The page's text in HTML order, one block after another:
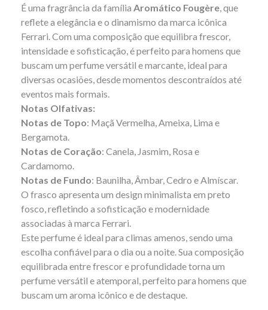
É uma fragrância da família Aromático Fougère, que
reflete a elegância e o dinamismo da marca icônica
Ferrari. Com uma composição que equilibra frescor,
intensidade e sofisticação, é perfeito para homens que
buscam um perfume versátil e marcante, ideal para
diversas ocasiões, desde momentos descontraídos até
eventos mais formais.
Notas Olfativas:
Notas de Topo: Maçã Vermelha, Ameixa, Lima e
Bergamota.
Notas de Coração: Canela, Jasmim, Rosa e
Cardamomo.
Notas de Fundo: Baunilha, Âmbar, Cedro e Almíscar.
O frasco apresenta um design minimalista em preto
fosco, refletindo a sofisticação e modernidade
associadas à marca Ferrari.
Este perfume é ideal para climas amenos, sendo uma
escolha confiável para o dia ou a noite. Sua composição
equilibrada entre frescor e profundidade torna um
perfume versátil e atemporal, perfeito para homens que
buscam um aroma icônico e de destaque.